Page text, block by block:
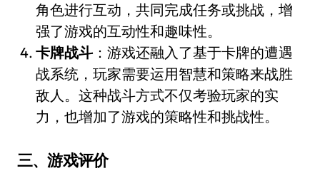
角色进行互动，共同完成任务或挑战，增
强了游戏的互动性和趣味性。
卡牌战斗：游戏还融入了基于卡牌的遭遇
战系统，玩家需要运用智慧和策略来战胜
敌人。这种战斗方式不仅考验玩家的实
力，也增加了游戏的策略性和挑战性。
三、游戏评价